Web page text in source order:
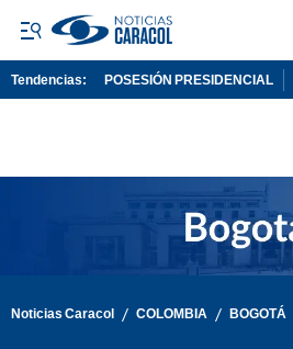
Tendencias: POSESIÓN PRESIDENCIAL
Noticias Caracol / COLOMBIA / BOGOTÁ